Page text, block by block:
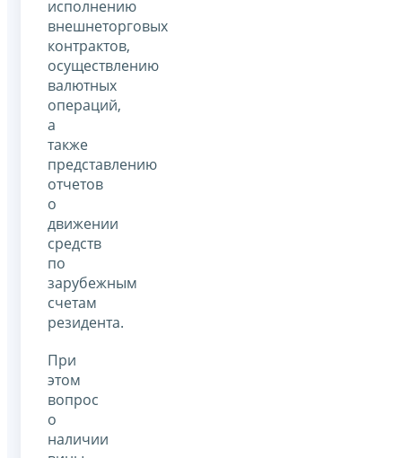
исполнению
внешнеторговых
контрактов,
осуществлению
валютных
операций,
а
также
представлению
отчетов
о
движении
средств
по
зарубежным
счетам
резидента.
При
этом
вопрос
о
наличии